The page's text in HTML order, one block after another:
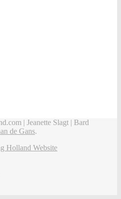
| Jeanette Slagt | Bard
de Gans.
Holland Website